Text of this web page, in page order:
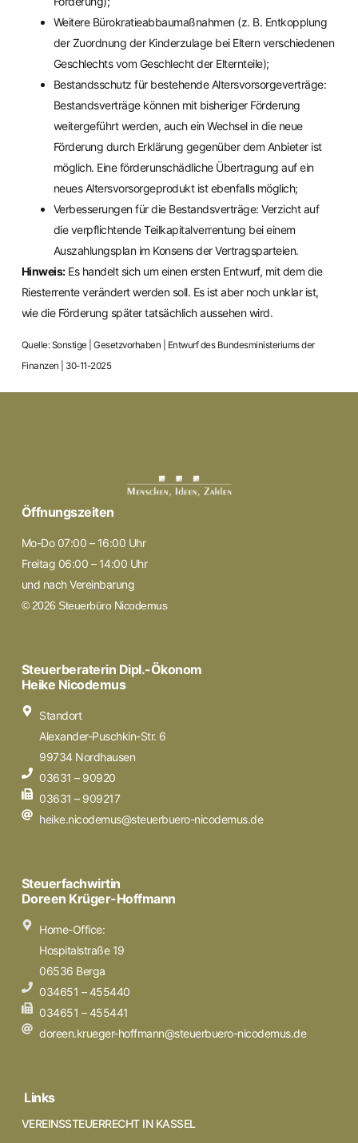
Weitere Bürokratieabbaumaßnahmen (z. B. Entkopplung
der Zuordnung der Kinderzulage bei Eltern verschiedenen
Geschlechts vom Geschlecht der Elternteile);
Bestandsschutz für bestehende Altersvorsorgeverträge:
Bestandsverträge können mit bisheriger Förderung
weitergeführt werden, auch ein Wechsel in die neue
Förderung durch Erklärung gegenüber dem Anbieter ist
möglich. Eine förderunschädliche Übertragung auf ein
neues Altersvorsorgeprodukt ist ebenfalls möglich;
Verbesserungen für die Bestandsverträge: Verzicht auf
die verpflichtende Teilkapitalverrentung bei einem
Auszahlungsplan im Konsens der Vertragsparteien.
Hinweis:Es handelt sich um einen ersten Entwurf, mit dem die
Riesterrente verändert werden soll. Es ist aber noch unklar ist,
wie die Förderung später tatsächlich aussehen wird.
Quelle: Sonstige | Gesetzvorhaben | Entwurf des Bundesministeriums der
Finanzen | 30-11-2025
Öffnungszeiten
Mo-Do 07:00 – 16:00 Uhr
Freitag 06:00 – 14:00 Uhr
und nach Vereinbarung
© 2026 Steuerbüro Nicodemus
Steuerberaterin Dipl.-Ökonom
Heike Nicodemus
Standort
Alexander-Puschkin-Str. 6
99734 Nordhausen
03631 – 90920
03631 – 909217
heike.nicodemus@steuerbuero-nicodemus.de
Steuerfachwirtin
Doreen Krüger-Hoffmann
Home-Office:
Hospitalstraße 19
06536 Berga
034651 – 455440
034651 – 455441
doreen.krueger-hoffmann@steuerbuero-nicodemus.de
Links
VEREINSSTEUERRECHT IN KASSEL